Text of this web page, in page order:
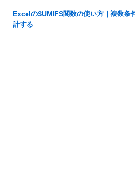
ExcelのSUMIFS関数の使い方｜複数条
計する